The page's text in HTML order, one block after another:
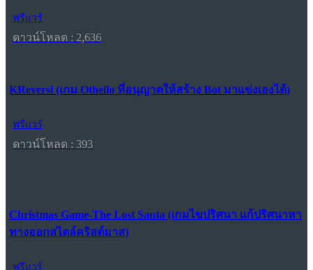
ฟรีแวร์
ดาวน์โหลด : 2,636
KReversi (เกม Othello ที่อนุญาตให้สร้าง Bot มาแข่งเองได้)
ฟรีแวร์
ดาวน์โหลด : 393
Christmas Game-The Lost Santa (เกมไขปริศนา แก้ปริศนาหา
ทางออกสไตล์คริสต์มาส)
ฟรีแวร์